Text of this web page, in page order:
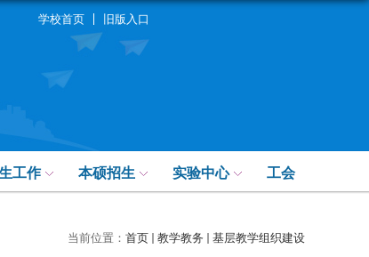
学校首页 旧版入口
工作 本硕招生 实验中心 工会
当前位置： 首页 教学教务 基层教学组织建设